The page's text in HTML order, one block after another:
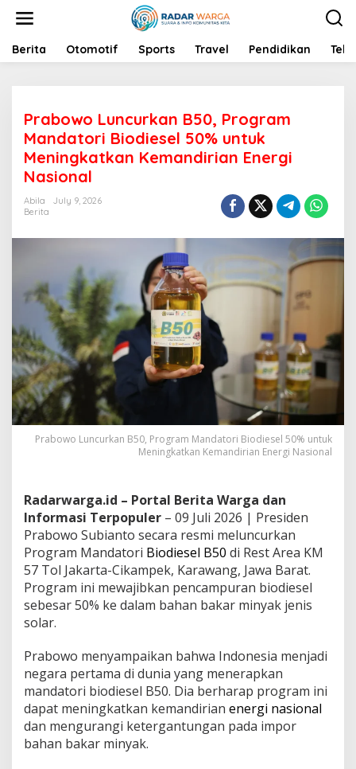
t
Berita Otomotif Sports Travel Pendidikan
Prabowo Luncurkan B50, Program
Mandatori Biodiesel 50% untuk
Meningkatkan Kemandirian Energi
Nasional
Abila
July 9, 2026
Berita
Prabowo Luncurkan B50, Program Mandatori Biodiesel 50% untuk
Meningkatkan Kemandirian Energi Nasional
Radarwarga.id – Portal Berita Warga dan
Informasi Terpopuler – 09 Juli 2026 | Presiden
Prabowo Subianto secara resmi meluncurkan
Program Mandatori Biodiesel B50 di Rest Area KM
57 Tol Jakarta-Cikampek, Karawang, Jawa Barat.
Program ini mewajibkan pencampuran biodiesel
sebesar 50% ke dalam bahan bakar minyak jenis
solar.
Prabowo menyampaikan bahwa Indonesia menjadi
negara pertama di dunia yang menerapkan
mandatori biodiesel B50. Dia berharap program ini
dapat meningkatkan kemandirian energi nasional
dan mengurangi ketergantungan pada impor
bahan bakar minyak.